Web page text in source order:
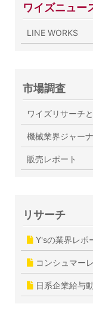
ワイズニュー
LINE WORKS
市場調査
ワイズリサーチ
機械業界ジャー
販売レポート
リサーチ
Y'sの業界レポ
コンシュマー
日系企業給与